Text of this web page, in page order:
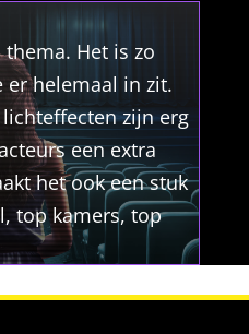
thema. Het is zo
er helemaal in zit.
zijn erg
een extra
het ook een stuk
top kamers, top